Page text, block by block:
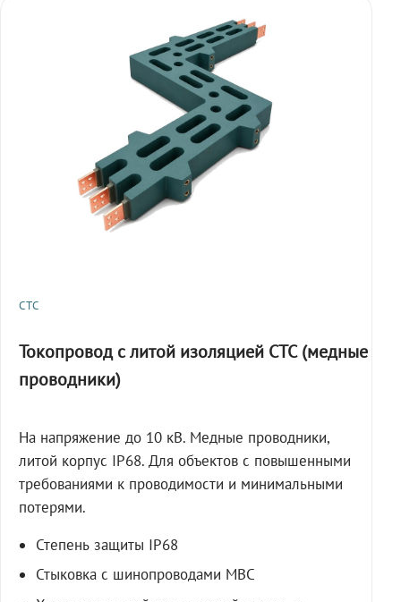
СТС
Токопровод с литой изоляцией СТС (медные
проводники)
На напряжение до 10 кВ. Медные проводники,
литой корпус IP68. Для объектов с повышенными
требованиями к проводимости и минимальными
потерями.
Степень защиты IP68
Стыковка с шинопроводами МВС